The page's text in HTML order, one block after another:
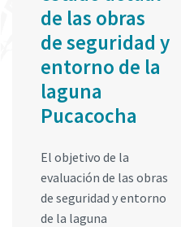
de las obras
de seguridad y
entorno de la
laguna
Pucacocha
El objetivo de la
evaluación de las obras
de seguridad y entorno
de la laguna